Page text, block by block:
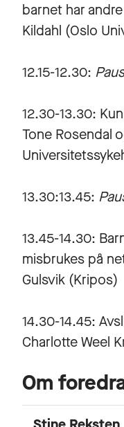
barnet har
Kildahl (Oslo
12.15-12.30:
12.30-13.30:
Tone Rosendal
13.30:13.45:
13.45-14.30:
misbrukes på
Gulsvik (Kripos)
14.30-14.45:
Charlotte Weel
Om